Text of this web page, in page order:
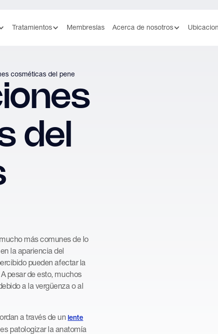
Tratamientos Membresías Acerca de nosotros
cosméticas del pene
del
más comunes de lo
la apariencia del
pueden afectar la
pesar de esto, muchos
a la vergüenza o al
a través de un lente
patologizar la anatomía